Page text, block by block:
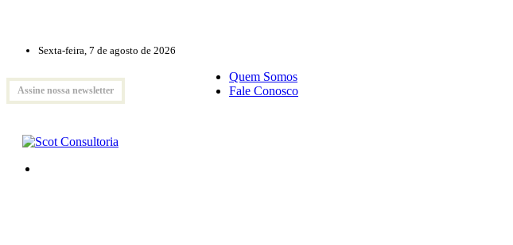
Sexta-feira, 7 de agosto de 2026
Assine nossa newsletter
Quem Somos
Fale Conosco